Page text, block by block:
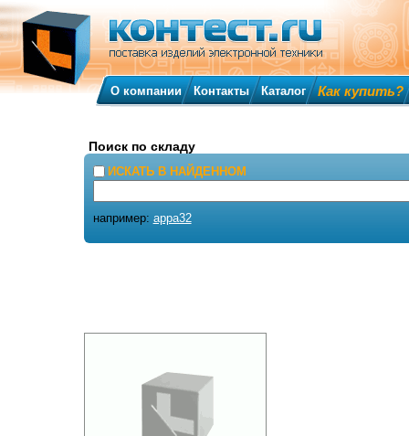
О компании Контакты Каталог Как купить?
Поиск по складу
ИСКАТЬ В НАЙДЕННОМ
например: appa32